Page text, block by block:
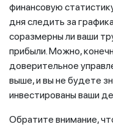
финансовую
дня следить за
соразмерны ли ваши
прибыли. Можно,
доверительное
выше, и вы не будете
инвестированы ваши
Обратите внимание,